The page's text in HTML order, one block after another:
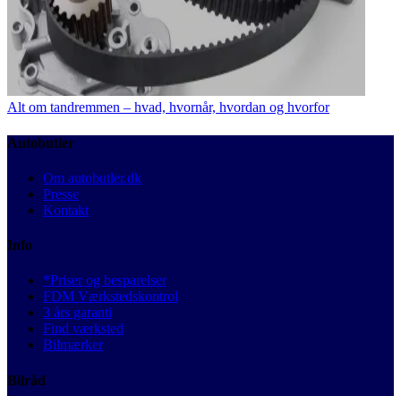
Alt om tandremmen – hvad, hvornår, hvordan og hvorfor
Autobutler
Om autobutler.dk
Presse
Kontakt
Info
*Priser og besparelser
FDM Værkstedskontrol
3 års garanti
Find værksted
Bilmærker
Bilråd